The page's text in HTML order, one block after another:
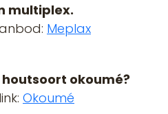
multiplex.
Meplax
okoumé?
Okoumé